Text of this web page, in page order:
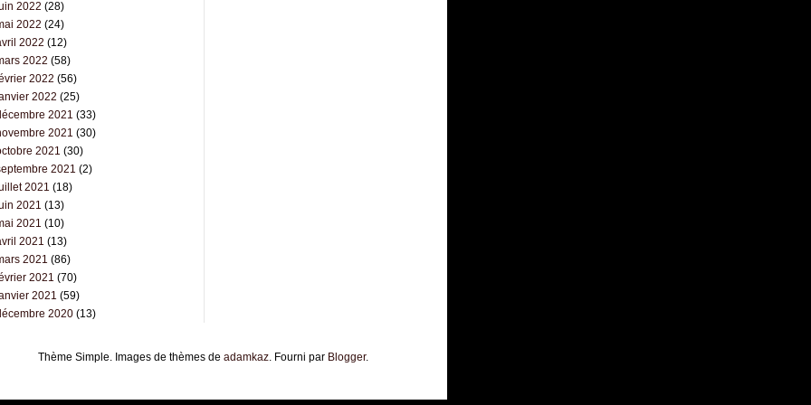
2022 (28)
2022 (24)
2022 (12)
2022 (58)
2022 (56)
2022 (25)
2021 (33)
2021 (30)
2021 (30)
2021 (2)
2021 (18)
2021 (13)
2021 (10)
2021 (13)
2021 (86)
2021 (70)
2021 (59)
2020(13)
Thème Simple. Images de thèmes de adamkaz. Fourni par Blogger.